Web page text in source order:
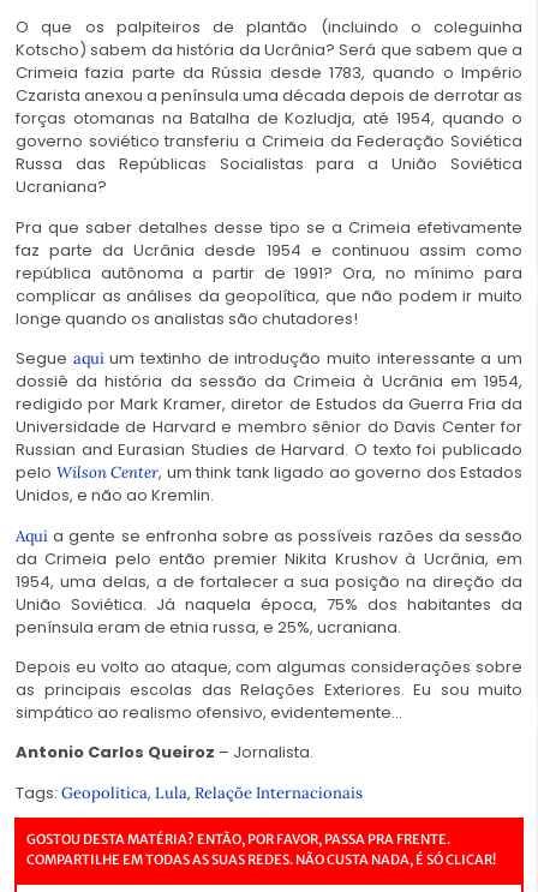
O que os palpiteiros de plantão (incluindo o coleguinha
Kotscho) sabem da história da Ucrânia? Será que sabem que a
Crimeia fazia parte da Rússia desde 1783, quando o Império
Czarista anexou a península uma década depois de derrotar as
forças otomanas na Batalha de Kozludja, até 1954, quando o
governo soviético transferiu a Crimeia da Federação Soviética
Russa das Repúblicas Socialistas para a União Soviética
Ucraniana?
Pra que saber detalhes desse tipo se a Crimeia efetivamente
faz parte da Ucrânia desde 1954 e continuou assim como
república autônoma a partir de 1991? Ora, no mínimo para
complicar as análises da geopolítica, que não podem ir muito
longe quando os analistas são chutadores!
Segue aquium textinho de introdução muito interessante a um
dossiê da história da sessão da Crimeia à Ucrânia em 1954,
redigido por Mark Kramer, diretor de Estudos da Guerra Fria da
Universidade de Harvard e membro sênior do Davis Center for
Russian and Eurasian Studies de Harvard. O texto foi publicado
pelo Wilson Center, um think tank ligado ao governo dos Estados
Unidos, e não ao Kremlin.
Aqui a gente se enfronha sobre as possíveis razões da sessão
da Crimeia pelo então premier Nikita Krushov à Ucrânia, em
1954, uma delas, a de fortalecer a sua posição na direção da
União Soviética. Já naquela época, 75% dos habitantes da
península eram de etnia russa, e 25%, ucraniana.
Depois eu volto ao ataque, com algumas considerações sobre
as principais escolas das Relações Exteriores. Eu sou muito
simpático ao realismo ofensivo, evidentemente…
Antonio Carlos Queiroz – Jornalista.
Tags: Geopolitica, Lula, Relaçõe Internacionais
GOSTOU DESTA MATÉRIA? ENTÃO, POR FAVOR, PASSA PRA FRENTE.
COMPARTILHE EM TODAS AS SUAS REDES. NÃO CUSTA NADA, É SÓ CLICAR!